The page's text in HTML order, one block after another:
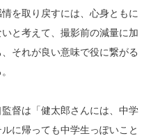
を取り戻すには、心身ともに
と考えて、撮影前の減量に加
それが良い意味で役に繋がる
督は「健太郎さんには、中学
に帰っても中学生っぽいこと